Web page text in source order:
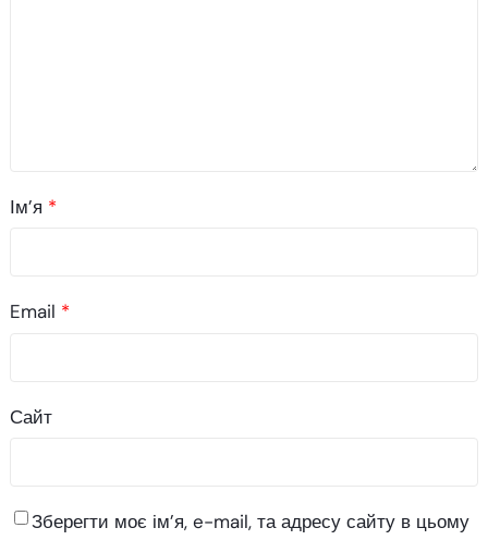
Ім’я *
Email *
Сайт
Зберегти моє ім’я, e-mail, та адресу сайту в цьому